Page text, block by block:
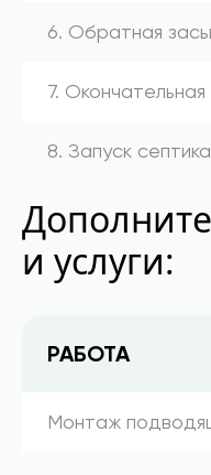
6. Обратная
7.
8. Запуск
и услуги:
РАБОТА
Монтаж